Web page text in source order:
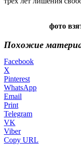
фото
Похожие
Facebook
X
Pinterest
WhatsApp
Email
Print
Telegram
VK
Viber
Copy URL